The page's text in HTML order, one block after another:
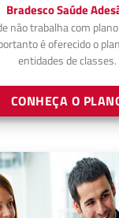
Bradesco Saúde
não trabalha com
é oferecido o
entidades de classes.
CONHEÇA O